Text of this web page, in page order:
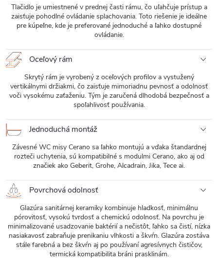
Tlačidlo je umiestnené v prednej časti rámu, čo uľahčuje prístup a
zaisťuje pohodlné ovládanie splachovania. Toto riešenie je ideálne
pre kúpeľne, kde je preferované jednoduché a ľahko dostupné
ovládanie.
Oceľový rám
Skrytý rám je vyrobený z oceľových profilov a vystužený
vertikálnymi držiakmi, čo zaisťuje mimoriadnu pevnosť a odolnosť
voči vysokému zaťaženiu. Tým je zaručená dlhodobá bezpečnosť a
spoľahlivosť používania.
Jednoduchá montáž
Závesné WC misy Cerano sa ľahko montujú a vďaka štandardnej
rozteči uchytenia, sú kompatibilné s modulmi Cerano, ako aj od
značiek ako Geberit, Grohe, Alcadrain, Jika, Tece ai.
Povrchová odolnosť
Glazúra sanitárnej keramiky kombinuje hladkosť, minimálnu
pórovitosť, vysokú tvrdosť a chemickú odolnosť. Na povrchu je
minimalizované usadzovanie baktérií a nečistôt, ľahko sa čistí, nízka
nasiakavosť zabraňuje prenikaniu vlhkosti a škvŕn. Glazúra zostáva
stále farebná a bez škvŕn aj po používaní agresívnych čističov,
termická kompatibilita bráni prasklinám.